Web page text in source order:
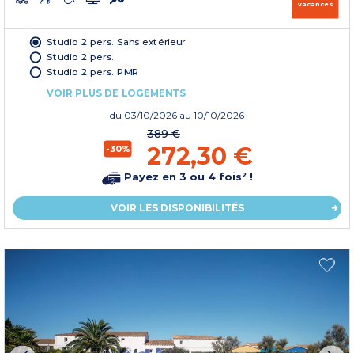
vacances
Studio 2 pers. Sans extérieur
Studio 2 pers.
Studio 2 pers. PMR
VOIR PLUS DE LOGEMENTS
du 03/10/2026 au 10/10/2026
-30%
389 €
272,30 €
Payez en 3 ou 4 fois² !
VOIR LES DISPONIBILITÉS